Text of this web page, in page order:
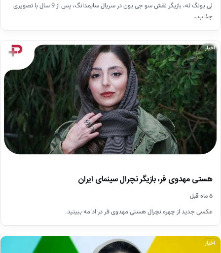
لی یونگ ئه، بازیگر نقش سو جی یون در سریال سایمدانگ، پس از 9 سال با تصویری
جذاب…
اخبار
هستی مهدوی فر، بازیگر نچرال سینمای ایران
۵ ماه قبل
عکسی جدید از چهره نچرال هستی مهدوی فر در ادامه ببینید.
اخبار